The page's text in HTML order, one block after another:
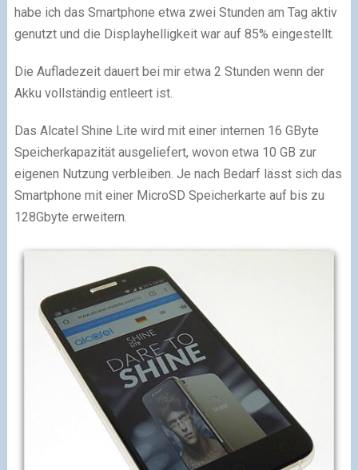
habe ich das Smartphone etwa zwei Stunden am Tag aktiv
genutzt und die Displayhelligkeit war auf 85% eingestellt.
Die Aufladezeit dauert bei mir etwa 2 Stunden wenn der
Akku vollständig entleert ist.
Das Alcatel Shine Lite wird mit einer internen 16 GByte
Speicherkapazität ausgeliefert, wovon etwa 10 GB zur
eigenen Nutzung verbleiben. Je nach Bedarf lässt sich das
Smartphone mit einer MicroSD Speicherkarte auf bis zu
128Gbyte erweitern.